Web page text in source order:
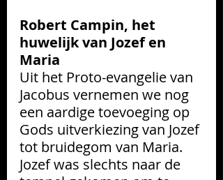
Robert Campin, het
huwelijk van Jozef en
Maria
Uit het Proto-evangelie van
Jacobus vernemen we nog
een aardige toevoeging op
Gods uitverkiezing van Jozef
tot bruidegom van Maria.
Jozef was slechts naar de